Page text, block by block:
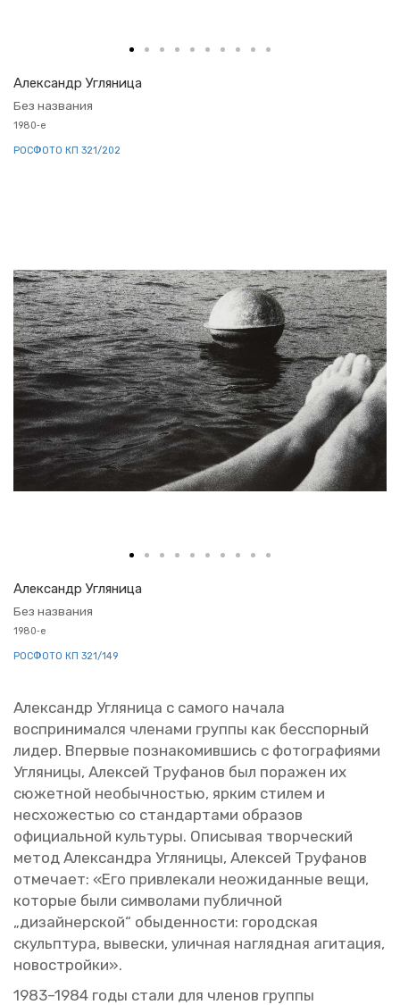
Алек­сандр Уг­ля­ни­ца
Без на­зва­ния
1980‑е
РОС­ФО­ТО КП 321/202
Алек­сандр Уг­ля­ни­ца
Без на­зва­ния
1980‑е
РОС­ФО­ТО КП 321/149
Алек­сандр Уг­ля­ни­ца с са­мо­го на­ча­ла
вос­при­ни­мал­ся чле­на­ми груп­пы как бес­спор­ный
лидер. Впер­вые по­зна­ко­мив­шись с фо­то­гра­фи­я­ми
Уг­ля­ни­цы, Алек­сей Тру­фа­нов был по­ра­жен их
сю­жет­ной необыч­но­стью, ярким сти­лем и
несхо­же­стью со стан­дар­та­ми об­ра­зов
офи­ци­аль­ной куль­ту­ры. Опи­сы­вая твор­че­ский
метод Алек­сандра Уг­ля­ни­цы, Алек­сей Тру­фа­нов
от­ме­ча­ет: «Его при­вле­ка­ли неожи­дан­ные вещи,
ко­то­рые были сим­во­ла­ми пуб­лич­ной
„ди­зай­нер­ской“ обы­ден­но­сти: го­род­ская
скульп­ту­ра, вы­вес­ки, улич­ная на­гляд­ная аги­та­ция,
но­вострой­ки».
1983–1984 годы стали для чле­нов груп­пы